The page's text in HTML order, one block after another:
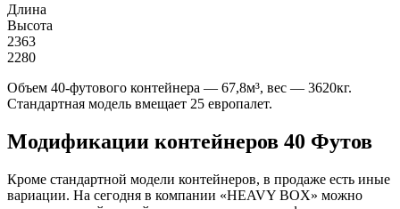
Длина
Высота
2363
2280
Объем 40-футового контейнера — 67,8м³, вес — 3620кг.
Стандартная модель вмещает 25 европалет.
Модификации контейнеров 40 Футов
Кроме стандартной модели контейнеров, в продаже есть иные
вариации. На сегодня в компании «HEAVY BOX» можно